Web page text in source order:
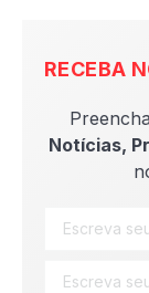
RECEBA
Notícias,